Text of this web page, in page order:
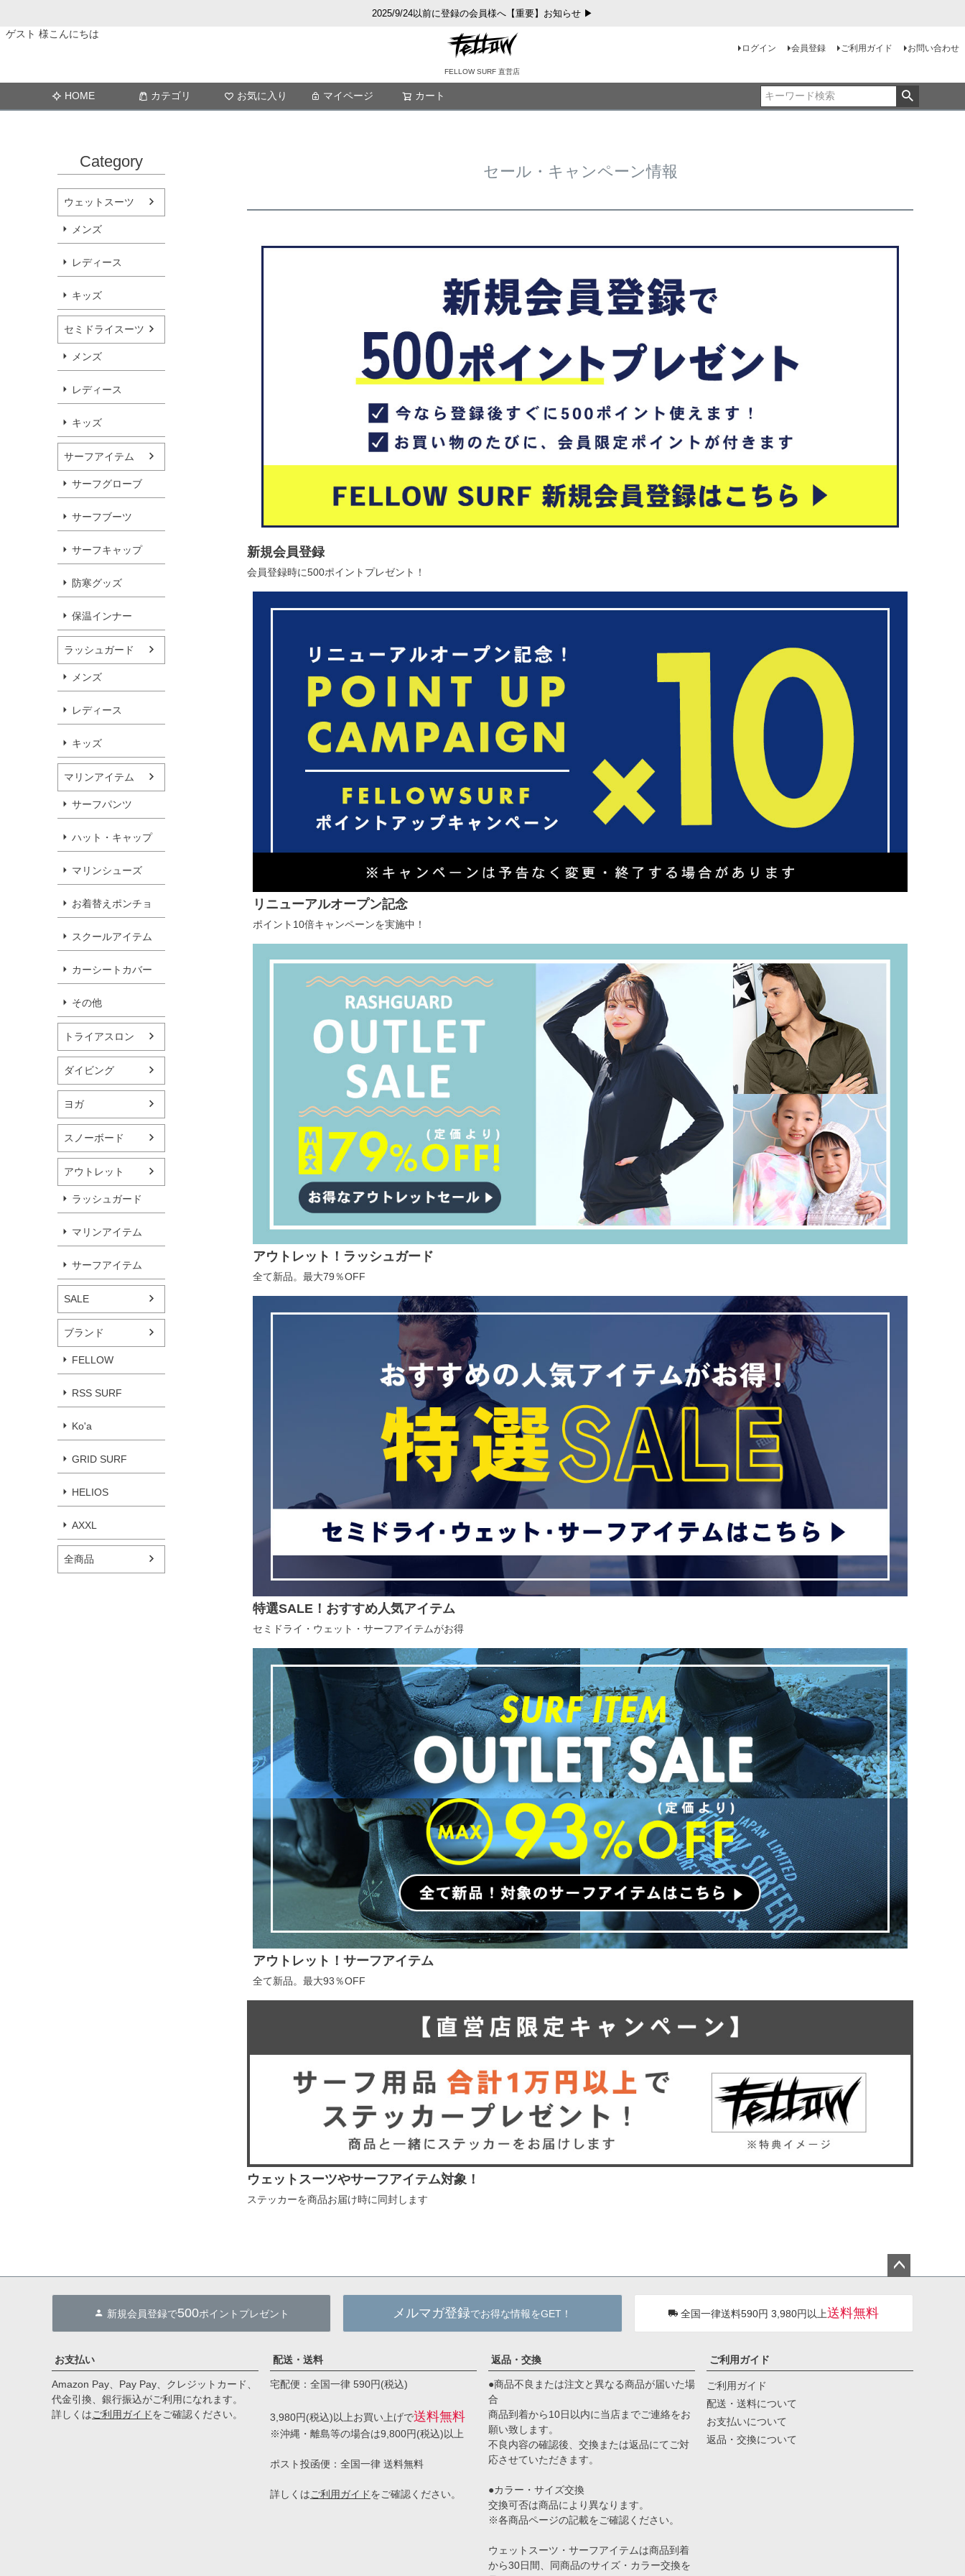
2025/9/24以前に登録の会員様へ【重要】お知らせ ▶
ゲスト 様こんにちは
FELLOW SURF 直営店
ログイン 会員登録 ご利用ガイド お問い合わせ
HOME カテゴリ お気に入り マイページ カート
Category
ウェットスーツ
メンズ
レディース
キッズ
セミドライスーツ
メンズ
レディース
キッズ
サーフアイテム
サーフグローブ
サーフブーツ
サーフキャップ
防寒グッズ
保温インナー
ラッシュガード
メンズ
レディース
キッズ
マリンアイテム
サーフパンツ
ハット・キャップ
マリンシューズ
お着替えポンチョ
スクールアイテム
カーシートカバー
その他
トライアスロン
ダイビング
ヨガ
スノーボード
アウトレット
ラッシュガード
マリンアイテム
サーフアイテム
SALE
ブランド
FELLOW
RSS SURF
Ko'a
GRID SURF
HELIOS
AXXL
全商品
セール・キャンペーン情報
新規会員登録
会員登録時に500ポイントプレゼント！
リニューアルオープン記念
ポイント10倍キャンペーンを実施中！
アウトレット！ラッシュガード
全て新品。最大79％OFF
特選SALE！おすすめ人気アイテム
セミドライ・ウェット・サーフアイテムがお得
アウトレット！サーフアイテム
全て新品。最大93％OFF
ウェットスーツやサーフアイテム対象！
ステッカーを商品お届け時に同封します
へ
新規会員登録で500ポイントプレゼント メルマガ登録でお得な情報をGET！ 全国一律送料590円 3,980円以上送料無料
お支払い
Amazon Pay、Pay Pay、クレジットカード、
代金引換、銀行振込がご利用になれます。
詳しくはご利用ガイドをご確認ください。
配送・送料
宅配便：全国一律 590円(税込)
3,980円(税込)以上お買い上げで送料無料
※沖縄・離島等の場合は9,800円(税込)以上
ポスト投函便：全国一律 送料無料
詳しくはご利用ガイドをご確認ください。
返品・交換
●商品不良または注文と異なる商品が届いた場
合
商品到着から10日以内に当店までご連絡をお
願い致します。
不良内容の確認後、交換または返品にてご対
応させていただきます。
●カラー・サイズ交換
交換可否は商品により異なります。
※各商品ページの記載をご確認ください。
ウェットスーツ・サーフアイテムは商品到着
から30日間、同商品のサイズ・カラー交換を
ご利用ガイド
ご利用ガイド
配送・送料について
お支払いについて
返品・交換について